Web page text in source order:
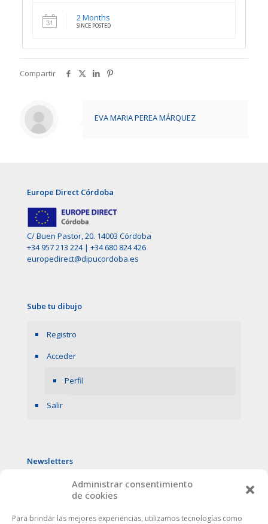
Administrar consentimiento
de cookies
Para brindar las mejores experiencias, utilizamos tecnologías como
2 Months
SINCE POSTED
Compartir
EVA MARIA PEREA MÁRQUEZ
Europe Direct Córdoba
C/ Buen Pastor, 20. 14003 Córdoba
+34 957 213 224| +34 680 824 426
europedirect@dipucordoba.es
Sube tu dibujo
Registro
Acceder
Perfil
Salir
Newsletters